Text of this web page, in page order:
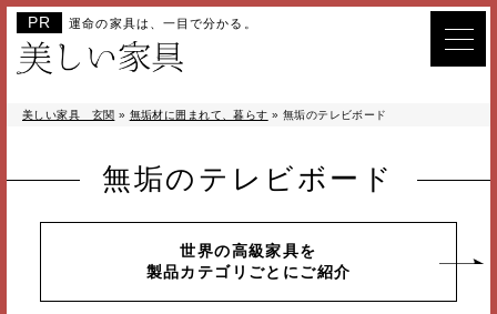
運命の家具は、一目で分かる。
美しい家具 玄関 » 無垢材に囲まれて、暮らす » 無垢のテレビボード
無垢のテレビボード
世界の高級家具を
製品カテゴリごとにご紹介